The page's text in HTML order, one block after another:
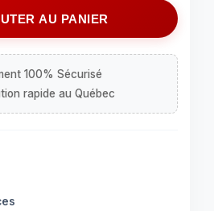
AU PANIER